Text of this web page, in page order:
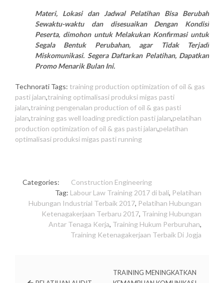
Materi, Lokasi dan Jadwal Pelatihan Bisa Berubah
Sewaktu-waktu dan disesuaikan Dengan Kondisi
Peserta, dimohon untuk Melakukan Konfirmasi untuk
Segala Bentuk Perubahan, agar Tidak Terjadi
Miskomunikasi. Segera Daftarkan Pelatihan, Dapatkan
Promo Menarik Bulan Ini.
Technorati Tags: training production optimization of oil & gas
pasti jalan,training optimalisasi produksi migas pasti
jalan,training pengenalan production of oil & gas pasti
jalan,training gas well loading prediction pasti jalan,pelatihan
production optimization of oil & gas pasti jalan,pelatihan
optimalisasi produksi migas pasti running
Categories: Construction Engineering
Tag: Labour Law Training 2017 di bali, Pelatihan
Hubungan Industrial Terbaik 2017, Pelatihan Hubungan
Ketenagakerjaan Terbaru 2017, Training Hubungan
Antar Tenaga Kerja, Training Hukum Perburuhan,
Training Ketenagakerjaan Terbaik Di Jogja
TRAINING MENINGKATKAN